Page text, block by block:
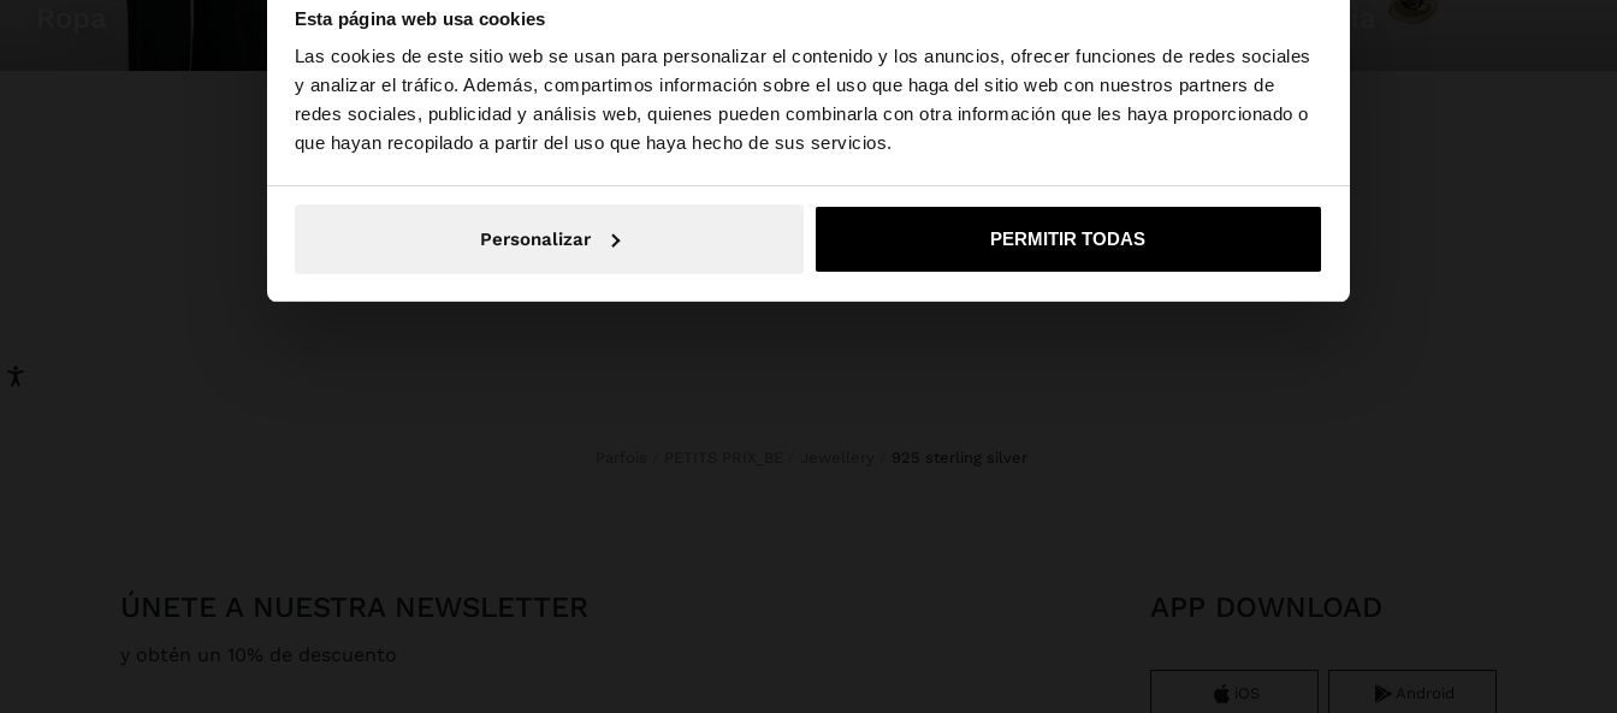
Esta página web usa cookies
Las cookies de este sitio web se usan para personalizar el contenido y los anuncios, ofrecer funciones de redes sociales
y analizar el tráfico. Además, compartimos información sobre el uso que haga del sitio web con nuestros partners de
redes sociales, publicidad y análisis web, quienes pueden combinarla con otra información que les haya proporcionado o
que hayan recopilado a partir del uso que haya hecho de sus servicios.
Personalizar PERMITIR TODAS
hola ×
Estás accediendo a la web de España. ¿Quieres ir a la web de United States?
No, continuar en la web de España Sí, llévame a United States
bolsos
Novedades
925 sterling silver
ÚNETE A NUESTRA NEWSLETTER
y obtén un 10% de descuento
APP DOWNLOAD
iOS Android